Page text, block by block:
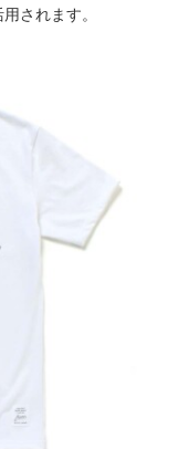
されます。